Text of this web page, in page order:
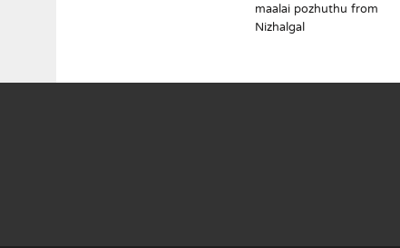
maalai pozhuthu from
Nizhalgal